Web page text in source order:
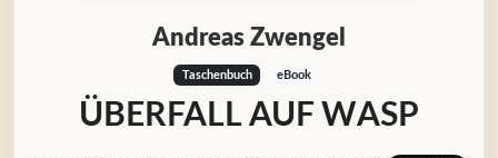
Andreas Zwengel
Taschenbuch eBook
ÜBERFALL AUF WASP